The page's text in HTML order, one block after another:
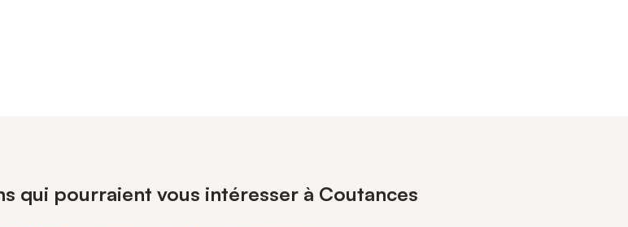
qui pourraient vous intéresser à Coutances